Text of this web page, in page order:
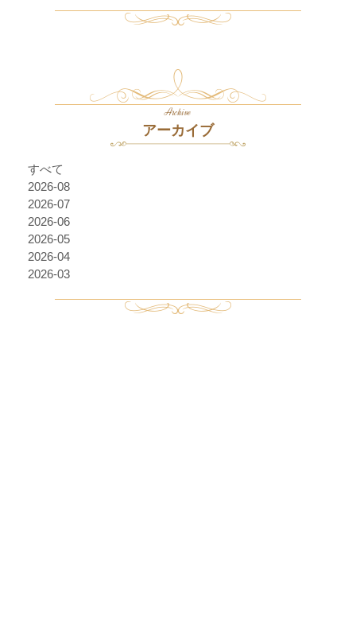
Archive
アーカイブ
すべて
2026-08
2026-07
2026-06
2026-05
2026-04
2026-03